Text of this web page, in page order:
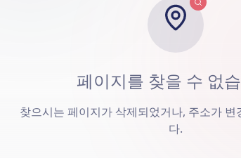
페이지를 찾을 수 없
찾으시는 페이지가 삭제되었거나, 주소가 변
다.